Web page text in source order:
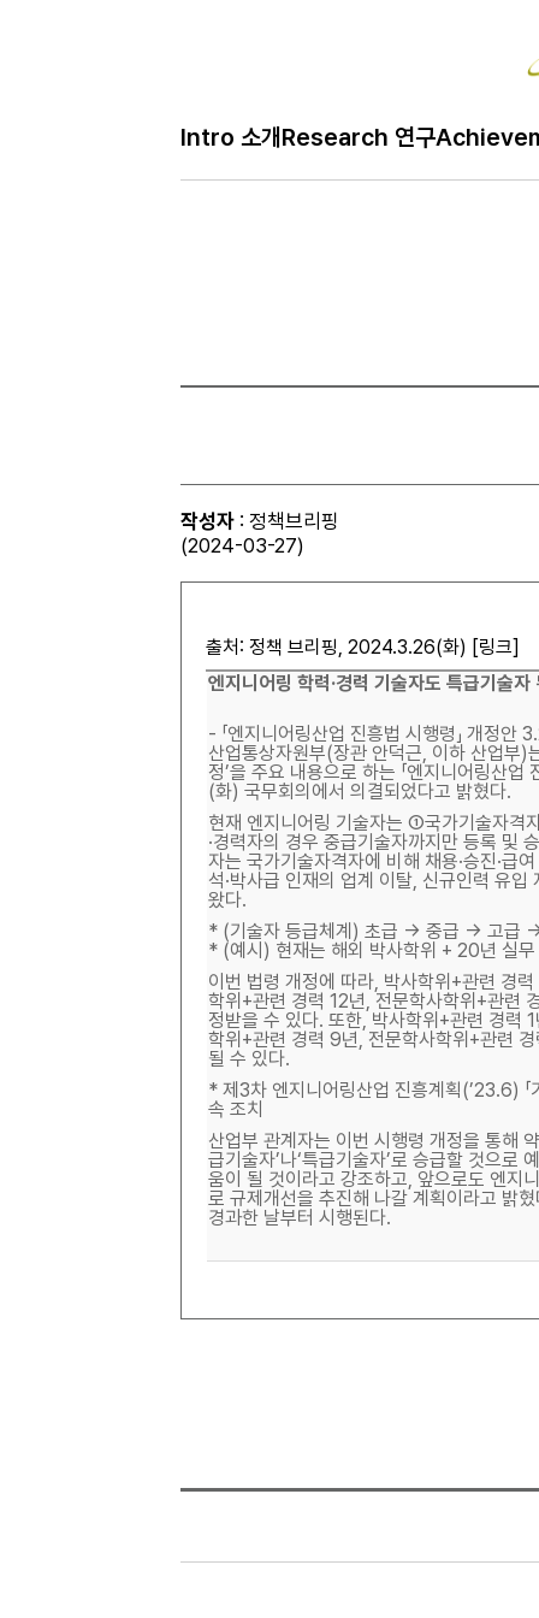
Intro 소개 Research 연구
작성자 : 정책브리핑
(2024-03-27)
출처: 정책 브리핑, 2024.3.26(화) [링크]
엔지니어링 학력·경력 기술자도 특급기술자
- 「엔지니어링산업 진흥법 시행령」 개정안
산업통상자원부(장관 안덕근, 이하 산업부)
정’을 주요 내용으로 하는 「엔지니어링산
(화) 국무회의에서 의결되었다고 밝혔다.
현재 엔지니어링 기술자는 ➀국가기술자격
·경력자의 경우 중급기술자까지만 등록 및
자는 국가기술자격자에 비해 채용·승진·급
석·박사급 인재의 업계 이탈, 신규인력 유
왔다.
* (기술자 등급체계) 초급 → 중급 → 고급
* (예시) 현재는 해외 박사학위 + 20년 실
이번 법령 개정에 따라, 박사학위+관련 경
학위+관련 경력 12년, 전문학사학위+관련
정받을 수 있다. 또한, 박사학위+관련 경력
학위+관련 경력 9년, 전문학사학위+관련 경
될 수 있다.
* 제3차 엔지니어링산업 진흥계획(’23.6) 「
속 조치
산업부 관계자는 이번 시행령 개정을 통해
급기술자’나‘특급기술자’로 승급할 것으로
움이 될 것이라고 강조하고, 앞으로도 엔지
로 규제개선을 추진해 나갈 계획이라고 밝
경과한 날부터 시행된다.